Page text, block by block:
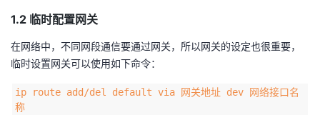
学
堂
我
持
我
的
我
1.2 临时配置网关
在网络中，不同网段通信要通过网关，所以网关的设定也很重要，
临时设置网关可以使用如下命令：
ip route add/del default via 网关地址 dev 网络接口名
称